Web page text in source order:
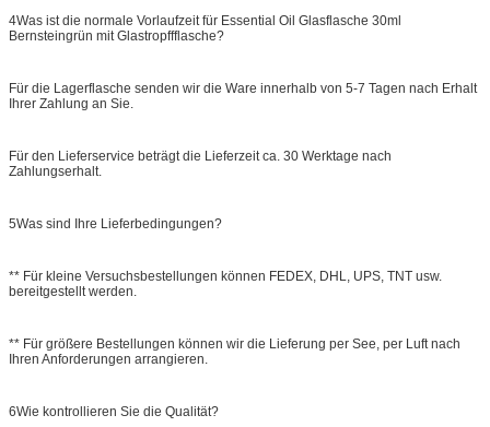
4Was ist die normale Vorlaufzeit für Essential Oil Glasflasche 30ml
Bernsteingrün mit Glastropffflasche?
Für die Lagerflasche senden wir die Ware innerhalb von 5-7 Tagen nach Erhalt
Ihrer Zahlung an Sie.
Für den Lieferservice beträgt die Lieferzeit ca. 30 Werktage nach
Zahlungserhalt.
5Was sind Ihre Lieferbedingungen?
** Für kleine Versuchsbestellungen können FEDEX, DHL, UPS, TNT usw.
bereitgestellt werden.
** Für größere Bestellungen können wir die Lieferung per See, per Luft nach
Ihren Anforderungen arrangieren.
6Wie kontrollieren Sie die Qualität?